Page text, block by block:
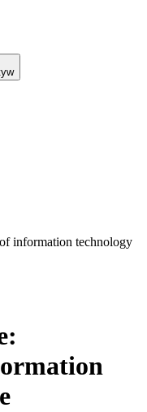
information technology